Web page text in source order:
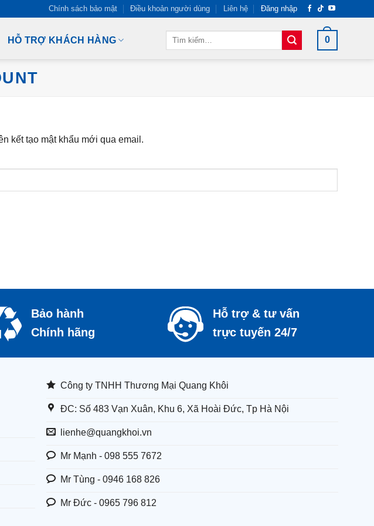
Chính sách bảo mật Điều khoản người dùng Liên hệ Đăng nhập
HỖ TRỢ KHÁCH HÀNG
Tìm
0
kết tạo mật khẩu mới qua email.
Bảo hành
Chính hãng
Hỗ trợ & tư vấn
trực tuyến 24/7
Công ty TNHH Thương Mại Quang Khôi
ĐC: Số 483 Vạn Xuân, Khu 6, Xã Hoài Đức, Tp Hà Nội
lienhe@quangkhoi.vn
Mr Mạnh - 098 555 7672
Mr Tùng - 0946 168 826
Mr Đức - 0965 796 812